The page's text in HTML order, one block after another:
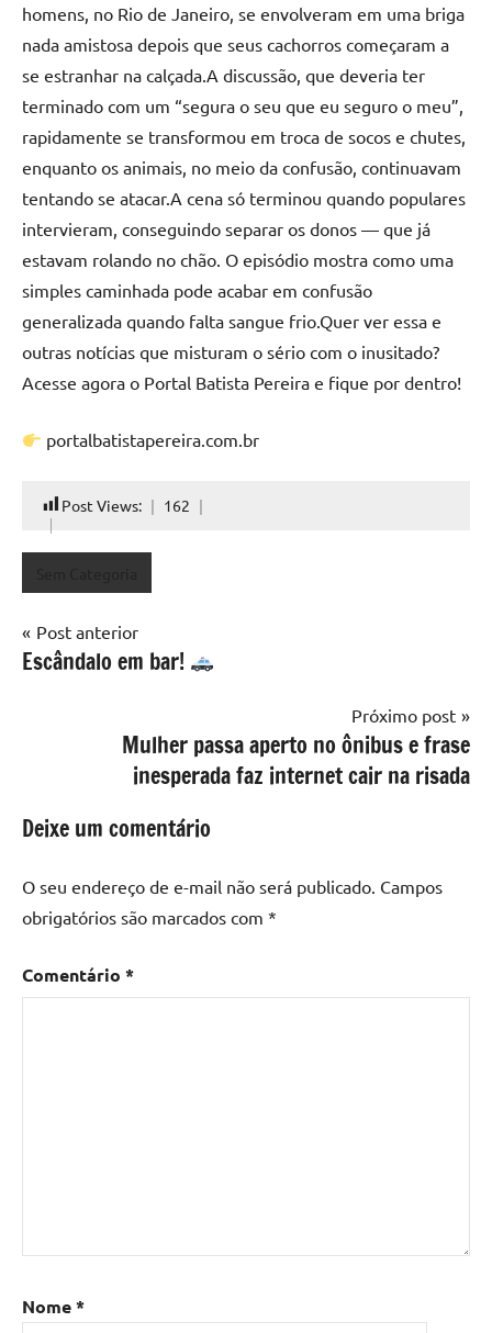
homens, no Rio de Janeiro, se envolveram em uma briga
nada amistosa depois que seus cachorros começaram a
se estranhar na calçada.A discussão, que deveria ter
terminado com um “segura o seu que eu seguro o meu”,
rapidamente se transformou em troca de socos e chutes,
enquanto os animais, no meio da confusão, continuavam
tentando se atacar.A cena só terminou quando populares
intervieram, conseguindo separar os donos — que já
estavam rolando no chão. O episódio mostra como uma
simples caminhada pode acabar em confusão
generalizada quando falta sangue frio.Quer ver essa e
outras notícias que misturam o sério com o inusitado?
Acesse agora o Portal Batista Pereira e fique por dentro!
portalbatistapereira.com.br
Post Views: 162
Navegação
de
Post anterior
Escândalo em bar!
Próximo post
Mulher passa aperto no ônibus e frase
inesperada faz internet cair na risada
Deixe um comentário
O seu endereço de e-mail não será publicado. Campos
obrigatórios são marcados com *
Comentário *
Nome*